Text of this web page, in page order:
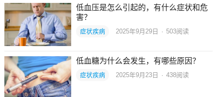
低血压是怎么引起的，有什么症状和危
害？
症状疾病 2025年9月29日 · 503阅读
低血糖为什么会发生，有哪些原因？
症状疾病 2025年9月23日 · 438阅读